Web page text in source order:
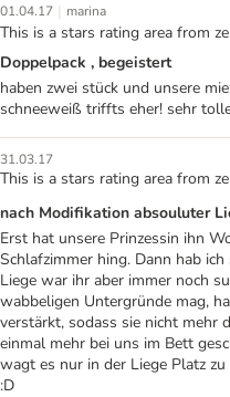
01.04.17 | marina
This is a stars rating area from
Doppelpack , begeistert
haben zwei stück und unsere
schneeweiß triffts eher! sehr
31.03.17
This is a stars rating area from
nach Modifikation absouluter
Erst hat unsere Prinzessin ihn
Schlafzimmer hing. Dann hab
Liege war ihr aber immer noch
wabbeligen Untergründe mag,
verstärkt, sodass sie nicht mehr
einmal mehr bei uns im Bett
wagt es nur in der Liege Platz
:D